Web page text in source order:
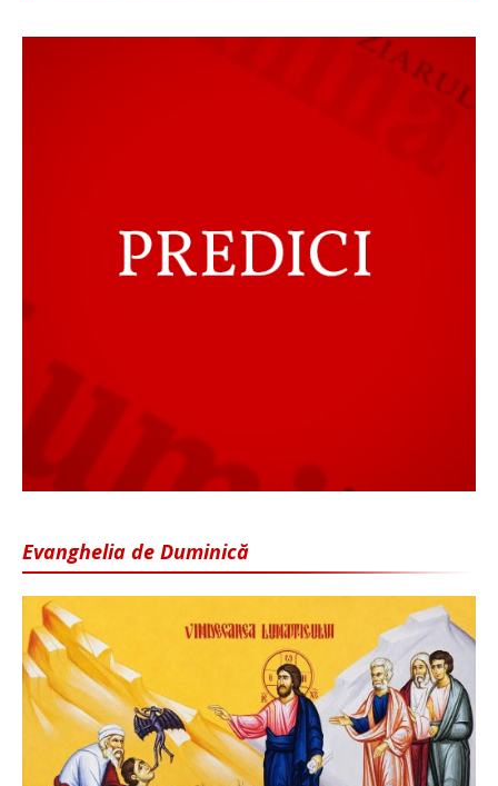
Evanghelia de Duminică